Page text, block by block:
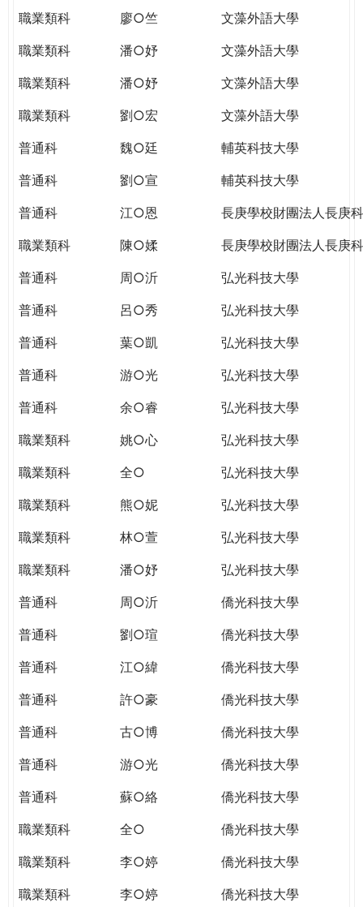
職業類科 廖○竺
文藻外語大學
職業類科
潘○妤
文藻外語大學
職業類科
潘○妤
文藻外語大學
職業類科
劉○宏
文藻外語大學
普通科
魏○廷
輔英科技大學
普通科
劉○宣
輔英科技大學
普通科
江○恩
長庚學校財團法人長庚
職業類科
陳○媃
長庚學校財團法人長庚
普通科
周○沂
弘光科技大學
普通科
呂○秀
弘光科技大學
普通科
葉○凱
弘光科技大學
普通科
游○光
弘光科技大學
普通科
余○睿
弘光科技大學
職業類科
姚○心
弘光科技大學
職業類科
全○
弘光科技大學
職業類科
熊○妮
弘光科技大學
職業類科
林○萱
弘光科技大學
職業類科
潘○妤
弘光科技大學
普通科
周○沂
僑光科技大學
普通科
劉○瑄
僑光科技大學
普通科
江○緯
僑光科技大學
普通科
許○豪
僑光科技大學
普通科
古○博
僑光科技大學
普通科
游○光
僑光科技大學
普通科
蘇○絡
僑光科技大學
職業類科
全○
僑光科技大學
職業類科
李○婷
僑光科技大學
職業類科
李○婷
僑光科技大學